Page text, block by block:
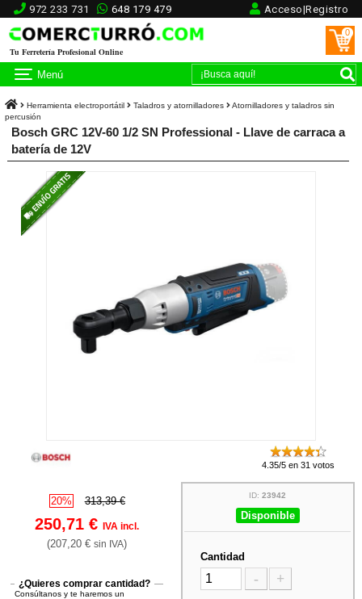
972 233 731 648 179 479 Acceso|Registro
Tu Ferretería Profesional Online
0
Menú
Herramienta electroportátil Taladros y atornilladores
Atornilladores y taladros sin
percusión
Bosch GRC 12V-60 1/2 SN Professional - Llave de carraca a
batería de 12V
4.35/5 en 31 votos
20% 313,39 €
250,71 €IVA incl.
(207,20 €sin IVA)
¿Quieres comprar cantidad?
Consúltanos y te haremos un
ID:23942
Disponible
Cantidad
- +